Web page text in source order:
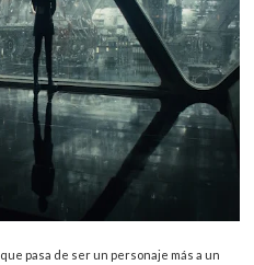
que pasa de ser un personaje más a un